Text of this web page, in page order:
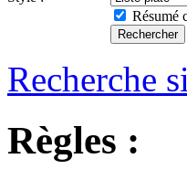
Résumé
Recherche
Règles :